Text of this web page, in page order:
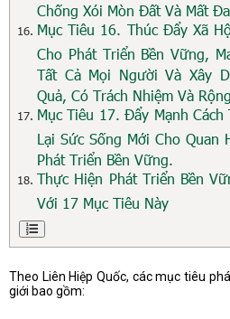
Chống Xói Mòn Đất Và Mất
Mục Tiêu 16. Thúc Đẩy Xã
Cho Phát Triển Bền Vững,
Tất Cả Mọi Người Và Xây
Quả, Có Trách Nhiệm Và
Mục Tiêu 17. Đẩy Mạnh
Lại Sức Sống Mới Cho Quan
Phát Triển Bền Vững.
Thực Hiện Phát Triển Bền
Với 17 Mục Tiêu Này
Theo Liên Hiệp Quốc, các mục tiêu
giới bao gồm: